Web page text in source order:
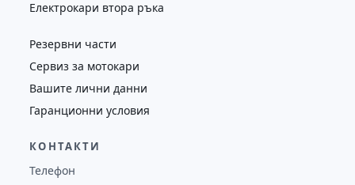
Електрокари втора ръка
Резервни части
Сервиз за мотокари
Вашите лични данни
Гаранционни условия
КОНТАКТИ
Телефон